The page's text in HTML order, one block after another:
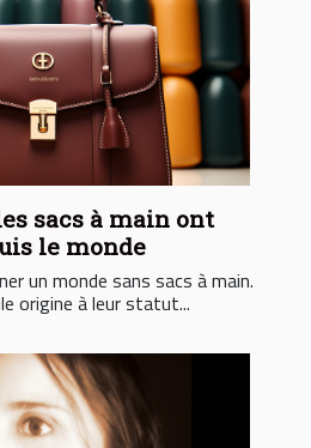
sacs à main ont
le monde
un monde sans sacs à main.
origine à leur statut...